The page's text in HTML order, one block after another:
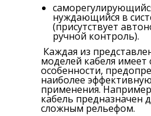
нуждающийся в
(присутствует
ручной контроль).
Каждая из
моделей кабеля имеет
особенности,
наиболее
применения.
кабель предназначен
сложным рельефом.